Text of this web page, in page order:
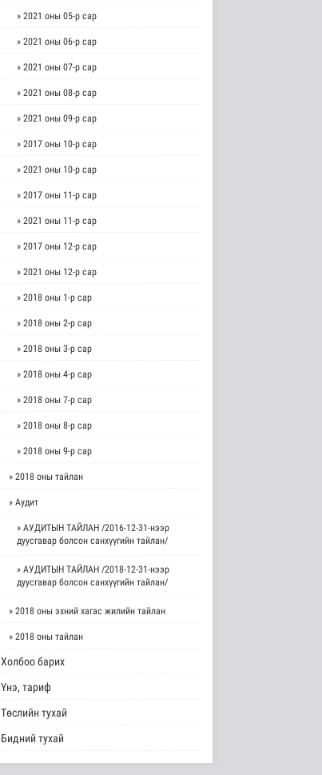
» 2021 оны 05-р сар
» 2021 оны 06-р сар
» 2021 оны 07-р сар
» 2021 оны 08-р сар
» 2021 оны 09-р сар
» 2017 оны 10-р сар
» 2021 оны 10-р сар
» 2017 оны 11-р сар
» 2021 оны 11-р сар
» 2017 оны 12-р сар
» 2021 оны 12-р сар
» 2018 оны 1-р сар
» 2018 оны 2-р сар
» 2018 оны 3-р сар
» 2018 оны 4-р сар
» 2018 оны 7-р сар
» 2018 оны 8-р сар
» 2018 оны 9-р сар
» 2018 оны тайлан
» Аудит
» АУДИТЫН ТАЙЛАН /2016-12-31-нээр
дуусгавар болсон санхүүгийн тайлан/
» АУДИТЫН ТАЙЛАН /2018-12-31-нээр
дуусгавар болсон санхүүгийн тайлан/
» 2018 оны эхний хагас жилийн тайлан
» 2018 оны тайлан
Холбоо барих
Үнэ, тариф
Төслийн тухай
Бидний тухай